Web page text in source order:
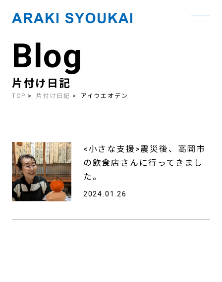
contentBlog
片付け日記
TOP 片付け日記 アイウエオデン
<小さな支援>震災後、高岡市
の飲食店さんに行ってきまし
た。
2024.01.26